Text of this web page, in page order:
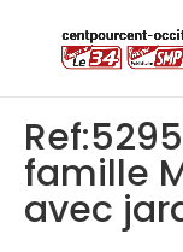
famille
avec